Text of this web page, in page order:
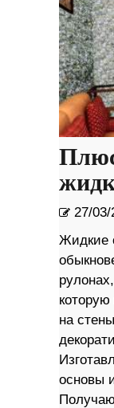
27/03/
Жидкие
которую
на
основы